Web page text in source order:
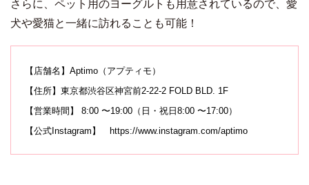
さらに、ペット用のヨーグルトも用意されているので、愛
犬や愛猫と一緒に訪れることも可能！
【店舗名】Aptimo（アプティモ）
【住所】東京都渋谷区神宮前2-22-2 FOLD BLD. 1F
【営業時間】 8:00 〜19:00（日・祝日8:00 〜17:00）
【公式Instagram】
https://www.instagram.com/aptimo